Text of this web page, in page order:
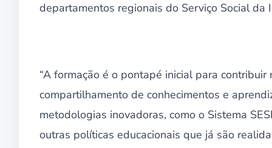
departamentos regionais do Serviço Social da
“A formação é o pontapé inicial para
compartilhamento de conhecimentos e
metodologias inovadoras, como o Sistema
outras políticas educacionais que já são